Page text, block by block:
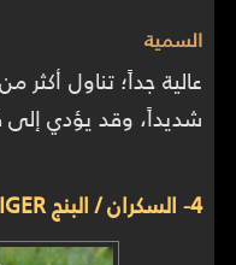
السمية
شديداً، وقد يؤدي إلى
4- السكران / البنج HYOSCYAMUS NIGER